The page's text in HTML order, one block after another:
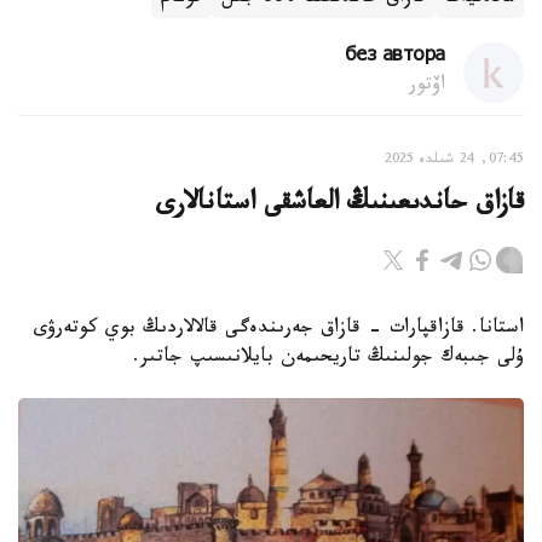
без автора
اۆتور
07:45, 24 شىلدە 2025
قازاق حاندىعىنىڭ العاشقى استانالارى
استانا. قازاقپارات - قازاق جەرىندەگى قالالاردىڭ بوي كوتەرۋى
ۇلى جىبەك جولىنىڭ تاريحىمەن بايلانىسىپ جاتىر.